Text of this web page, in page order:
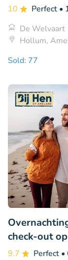
10 Perfect •
De Welvaart
Hollum,
Sold: 77
check-out
9.7 Perfect •